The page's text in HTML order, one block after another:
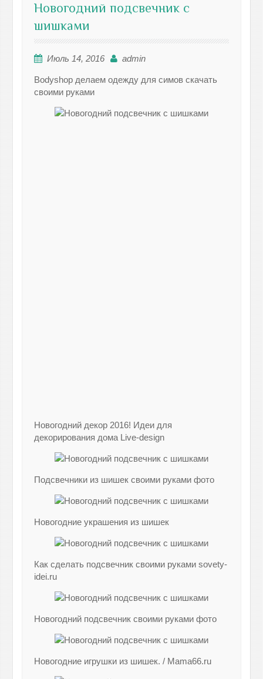
Новогодний подсвечник с
шишками
Июль 14, 2016 admin
Bodyshop делаем одежду для симов скачать
своими руками
Новогодний декор 2016! Идеи для
декорирования дома Live-design
Подсвечники из шишек своими руками фото
Новогодние украшения из шишек
Как сделать подсвечник своими руками sovety-
idei.ru
Новогодний подсвечник своими руками фото
Новогодние игрушки из шишек. / Mama66.ru